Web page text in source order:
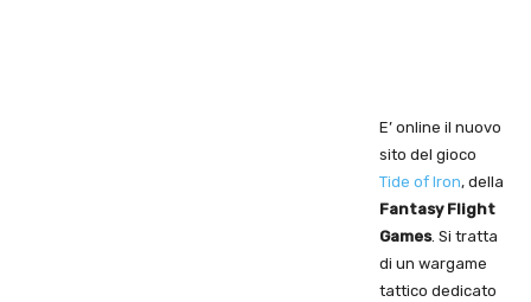
E’ online il nuovo
sito del gioco
Tide of Iron, della
Fantasy Flight
Games. Si tratta
di un wargame
tattico dedicato